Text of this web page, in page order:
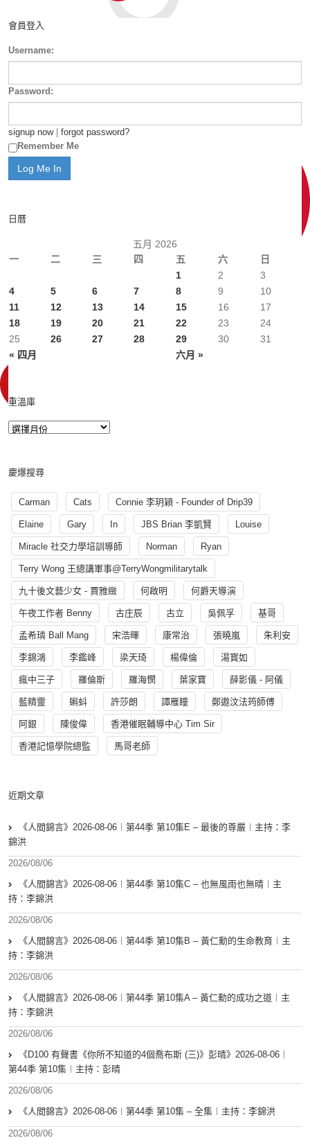
會員登入
Username:
Password:
signup now| forgot password?
Remember Me
日曆
五月 2026
一
二 三 四 五 六 日
« 四月 六月 »
1 2
3
4
5 6 7 8 9
10
11
12 13 14 15 16
17
18
19 20 21 22 23
24
25
26 27 28 29 30 31
重溫庫
慶爆搜尋
Carman Cats Connie 李玥穎 - Founder of Drip39
Elaine Gary In JBS Brian 李凱賢 Louise
Miracle 社交力學培訓導師 Norman Ryan
Terry Wong 王總講軍事@TerryWongmilitarytalk
九十後文藝少女 - 賈雅緻 何啟明 何爵天導演
午夜工作者 Benny 古庄辰 古立 吳佩孚 基哥
孟希璘 Ball Mang 宋浩暉 康常治 張曉嵐 朱利安
李錦鴻 李鑑峰 梁天琦 楊偉倫 湯寳如
瘋中三子 羅倫斯 羅海憫 葉家寶 薛影儀 - 阿儀
藍精靈 蝌蚪 許莎朗 譚雁瞳 鄭遨汶法筠師傅
阿銀 陳俊偉 香港催眠輔導中心 Tim Sir
香港記憶學院總監 馬哥老師
近期文章
《人間錦言》2026-08-06︱第44季 第10集E – 最後的尊嚴︱主持：李
錦洪
2026/08/06
《人間錦言》2026-08-06︱第44季 第10集C – 也無風雨也無晴︱主
持：李錦洪
2026/08/06
《人間錦言》2026-08-06︱第44季 第10集B – 黃仁勳的生命教育︱主
持：李錦洪
2026/08/06
《人間錦言》2026-08-06︱第44季 第10集A – 黃仁勳的成功之道︱主
持：李錦洪
2026/08/06
《D100 有聲書《你所不知道的4個喬布斯 (三)》彭晴》2026-08-06︱
第44季 第10集︱主持：彭晴
2026/08/06
《人間錦言》2026-08-06︱第44季 第10集 – 全集︱主持：李錦洪
2026/08/06